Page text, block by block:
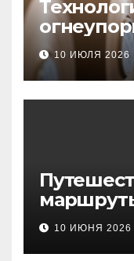
картона
волокна
10 ИЮЛЯ 2026
10 ИЮНЯ 2026